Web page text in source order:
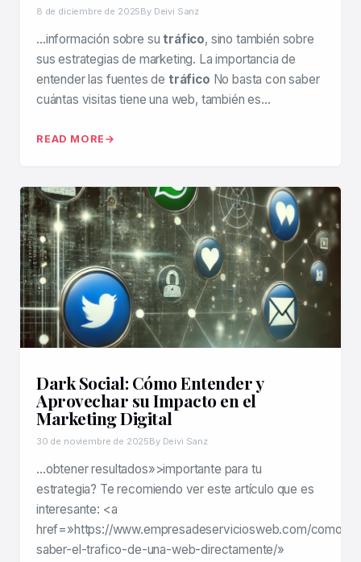
8 de diciembre de 2025By Deivi Sanz
…información sobre su tráfico, sino también sobre
sus estrategias de marketing. La importancia de
entender las fuentes de tráfico No basta con saber
cuántas visitas tiene una web, también es…
READ MORE
Dark Social: Cómo Entender y
Aprovechar su Impacto en el
Marketing Digital
30 de noviembre de 2025By Deivi Sanz
…obtener resultados»>importante para tu
estrategia? Te recomiendo ver este artículo que es
interesante: <a
href=»https://www.empresadeserviciosweb.com/como-
saber-el-trafico-de-una-web-directamente/»